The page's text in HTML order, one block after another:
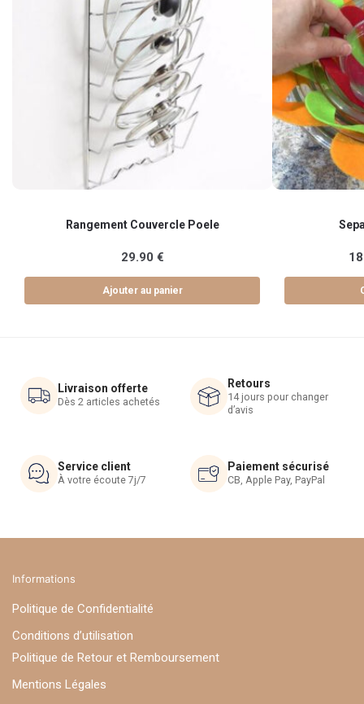
Rangement Couvercle Poele
29.90 €
Ajouter au panier
Les
du
produit
Livraison offerte
Dès 2 articles achetés
Retours
14 jours pour changer
d’avis
Service client
À votre écoute 7j/7
Paiement sécurisé
CB, Apple Pay, PayPal
Informations
Politique de Confidentialité
Conditions d’utilisation
Politique de Retour et Remboursement
Mentions Légales